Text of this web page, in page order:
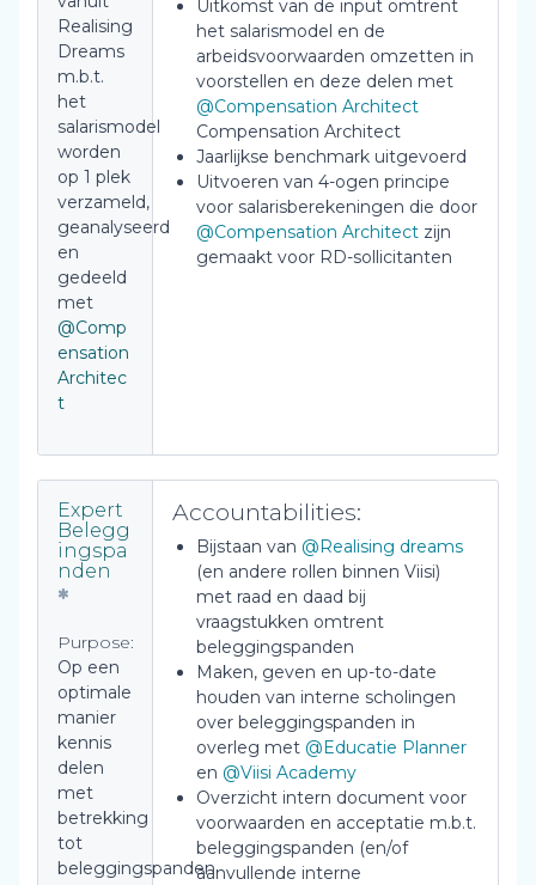
Realising
Dreams
m.b.t.
het
salarismodel
worden
op 1 plek
verzameld,
geanalyseerd
en
gedeeld
met
@Comp
ensation
Architec
t
Uitkomst van de input omtrent
het salarismodel en de
arbeidsvoorwaarden omzetten in
voorstellen en deze delen met
@Compensation Architect
Compensation Architect
Jaarlijkse benchmark uitgevoerd
Uitvoeren van 4-ogen principe
voor salarisberekeningen die door
@Compensation Architect zijn
gemaakt voor RD-sollicitanten
Expert
Belegg
ingspa
nden
Purpose:
Op een
optimale
manier
kennis
delen
met
betrekking
tot
beleggingspanden
Accountabilities:
Bijstaan van @Realising dreams
(en andere rollen binnen Viisi)
met raad en daad bij
vraagstukken omtrent
beleggingspanden
Maken, geven en up-to-date
houden van interne scholingen
over beleggingspanden in
overleg met @Educatie Planner
en @Viisi Academy
Overzicht intern document voor
voorwaarden en acceptatie m.b.t.
beleggingspanden (en/of
aanvullende interne